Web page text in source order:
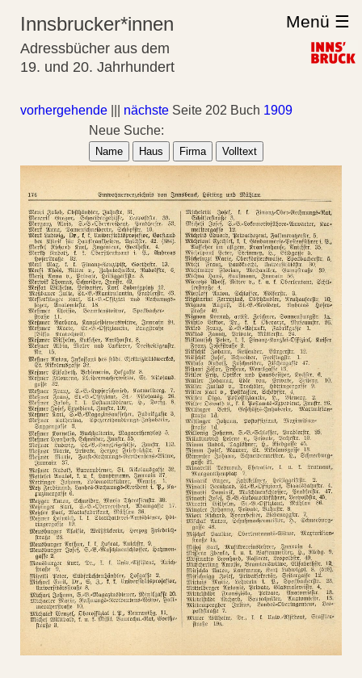
Innsbrucker*innen
Adressbücher aus dem
19. und 20. Jahrhundert
Menü ☰
vorhergehende nächste Seite 202 Buch 1909
Neue Suche:
Name Haus Firma Volltext